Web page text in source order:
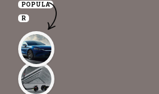
POPULA
R